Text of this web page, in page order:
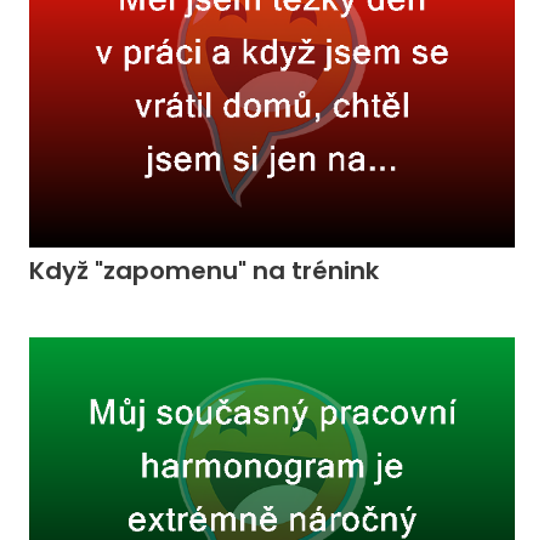
Když "zapomenu" na trénink